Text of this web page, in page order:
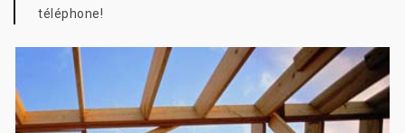
téléphone!